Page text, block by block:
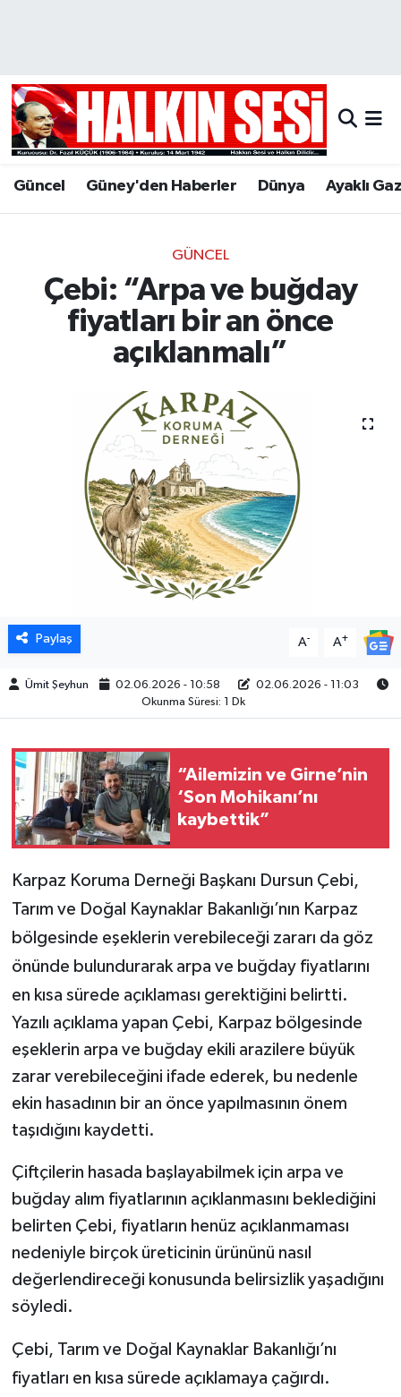
Güncel Güney'den Haberler Dünya Ayaklı
GÜNCEL
Çebi: “Arpa ve buğday
fiyatları bir an önce
açıklanmalı”
Paylaş A- A+
Ümit Şeyhun 02.06.2026 - 10:58
02.06.2026 - 11:03
Okunma Süresi: 1 Dk
“Ailemizin ve Girne’nin
‘Son Mohikanı’nı
kaybettik”
Karpaz Koruma Derneği Başkanı Dursun Çebi,
Tarım ve Doğal Kaynaklar Bakanlığı’nın Karpaz
bölgesinde eşeklerin verebileceği zararı da göz
önünde bulundurarak arpa ve buğday fiyatlarını
en kısa sürede açıklaması gerektiğini belirtti.
Yazılı açıklama yapan Çebi, Karpaz bölgesinde
eşeklerin arpa ve buğday ekili arazilere büyük
zarar verebileceğini ifade ederek, bu nedenle
ekin hasadının bir an önce yapılmasının önem
taşıdığını kaydetti.
Çiftçilerin hasada başlayabilmek için arpa ve
buğday alım fiyatlarının açıklanmasını beklediğini
belirten Çebi, fiyatların henüz açıklanmaması
nedeniyle birçok üreticinin ürününü nasıl
değerlendireceği konusunda belirsizlik yaşadığını
söyledi.
Çebi, Tarım ve Doğal Kaynaklar Bakanlığı’nı
fiyatları en kısa sürede açıklamaya çağırdı.
Hava Durumu
Trafik Durumu
Son Dakika Haberleri
Haber Arşivi